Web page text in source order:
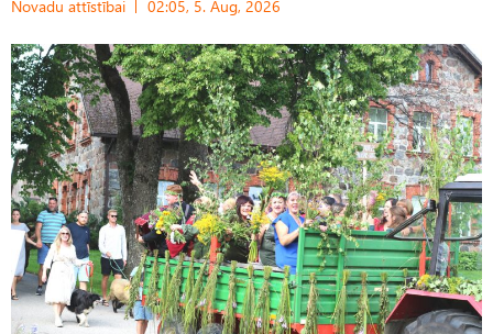
Novadu attīstībai 02:05, 5. Aug, 2026